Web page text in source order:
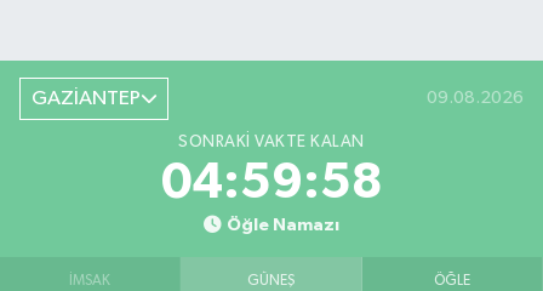
GAZİANTEP 09.08.2026
SONRAKI VAKTE KALAN
04:59:57
Öğle Namazı
İMSAK GÜNEŞ ÖĞLE